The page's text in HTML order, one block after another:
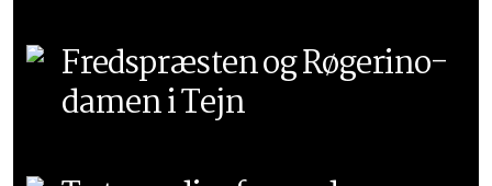
Fredspræsten og Røgerino-
damen i Tejn